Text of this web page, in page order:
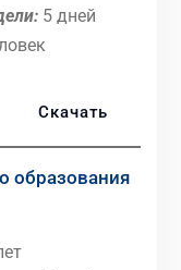
5 дней
Скачать
образования